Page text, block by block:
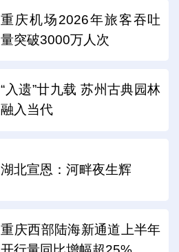
重庆机场2026年旅客吞吐
量突破3000万人次
“入遗”廿九载 苏州古典园林
融入当代
湖北宣恩：河畔夜生辉
重庆西部陆海新通道上半年